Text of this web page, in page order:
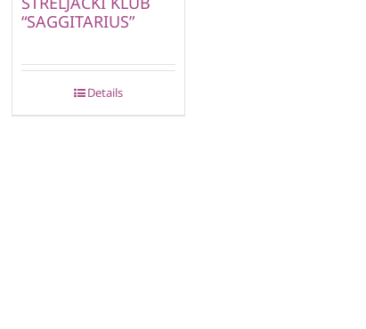
“SAGGITARIUS”
Details